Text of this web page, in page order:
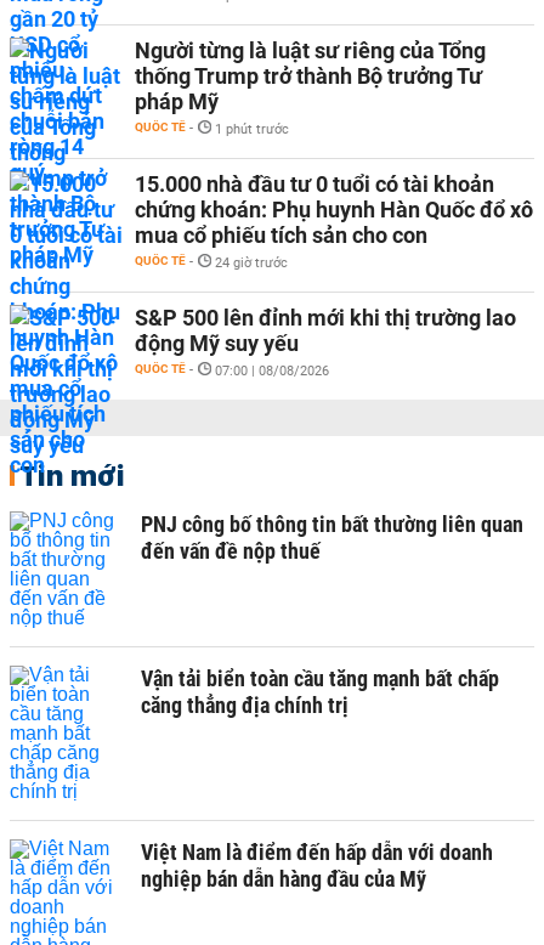
Người từng là luật sư riêng của Tổng
thống Trump trở thành Bộ trưởng Tư
pháp Mỹ
QUỐC TẾ - 1 phút trước
15.000 nhà đầu tư 0 tuổi có tài khoản
chứng khoán: Phụ huynh Hàn Quốc đổ xô
mua cổ phiếu tích sản cho con
QUỐC TẾ - 24 giờ trước
S&P 500 lên đỉnh mới khi thị trường lao
động Mỹ suy yếu
QUỐC TẾ - 07:00 | 08/08/2026
Tin mới
PNJ công bố thông tin bất thường liên quan
đến vấn đề nộp thuế
Vận tải biển toàn cầu tăng mạnh bất chấp
căng thẳng địa chính trị
Việt Nam là điểm đến hấp dẫn với doanh
nghiệp bán dẫn hàng đầu của Mỹ